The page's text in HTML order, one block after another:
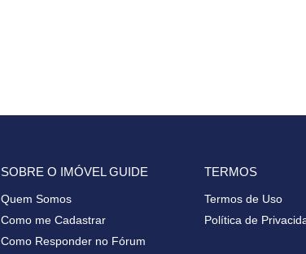
SOBRE O IMÓVEL GUIDE
Quem Somos
Como me Cadastrar
Como Responder no Fórum
TERMOS
Termos de Uso
Política de